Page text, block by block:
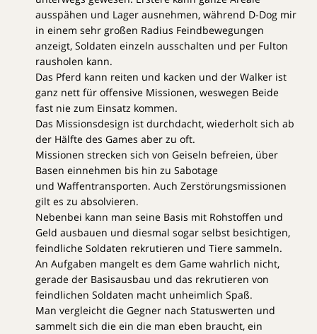
ausspähen und Lager ausnehmen, während D-Dog mir
in einem sehr großen Radius Feindbewegungen
anzeigt, Soldaten einzeln ausschalten und per Fulton
rausholen kann.
Das Pferd kann reiten und kacken und der Walker ist
ganz nett für offensive Missionen, weswegen Beide
fast nie zum Einsatz kommen.
Das Missionsdesign ist durchdacht, wiederholt sich ab
der Hälfte des Games aber zu oft.
Missionen strecken sich von Geiseln befreien, über
Basen einnehmen bis hin zu Sabotage
und Waffentransporten. Auch Zerstörungsmissionen
gilt es zu absolvieren.
Nebenbei kann man seine Basis mit Rohstoffen und
Geld ausbauen und diesmal sogar selbst besichtigen,
feindliche Soldaten rekrutieren und Tiere sammeln.
An Aufgaben mangelt es dem Game wahrlich nicht,
gerade der Basisausbau und das rekrutieren von
feindlichen Soldaten macht unheimlich Spaß.
Man vergleicht die Gegner nach Statuswerten und
sammelt sich die ein die man eben braucht, ein